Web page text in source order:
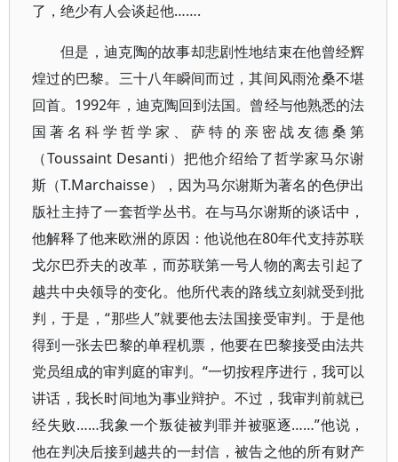
了，绝少有人会谈起他…….
但是，迪克陶的故事却悲剧性地结束在他曾经辉
煌过的巴黎。三十八年瞬间而过，其间风雨沧桑不堪
回首。1992年，迪克陶回到法国。曾经与他熟悉的法
国著名科学哲学家、萨特的亲密战友德桑第
（Toussaint Desanti）把他介绍给了哲学家马尔谢
斯（T.Marchaisse），因为马尔谢斯为著名的色伊出
版社主持了一套哲学丛书。在与马尔谢斯的谈话中，
他解释了他来欧洲的原因：他说他在80年代支持苏联
戈尔巴乔夫的改革，而苏联第一号人物的离去引起了
越共中央领导的变化。他所代表的路线立刻就受到批
判，于是，“那些人”就要他去法国接受审判。于是他
得到一张去巴黎的单程机票，他要在巴黎接受由法共
党员组成的审判庭的审判。“一切按程序进行，我可以
讲话，我长时间地为事业辩护。不过，我审判前就已
经失败……我象一个叛徒被判罪并被驱逐……”他说，
他在判决后接到越共的一封信，被告之他的所有财产